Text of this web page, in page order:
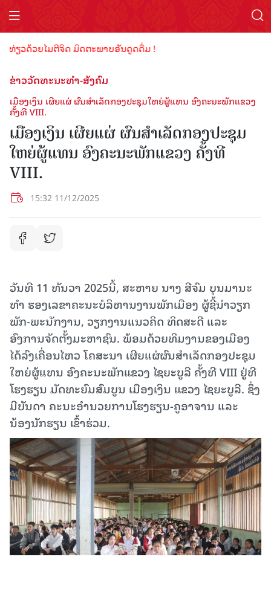
ວດ້ວຍໄມຕີຈິດ ມິດຕະພາບອັນດູດດື່ມ !
ຂ່າວວັດທະນະທຳ-ສັງຄົມ
ເມືອງເງິນ ເຜີຍແຜ່ ຜົນສໍາເລັດກອງປະຊຸມໃຫຍ່ຜູ້ແທນ ອົງຄະນະພັກແຂວງ
ຄັ້ງທີ VIII.
ເມືອງເງິນ ເຜີຍແຜ່ ຜົນສໍາເລັດກອງປະຊຸມ
ໃຫຍ່ຜູ້ແທນ ອົງຄະນະພັກແຂວງ ຄັ້ງທີ
VIII.
15:32 11/12/2025
ວັນທີ 11 ທັນວາ 2025ນີ້, ສະຫາຍ ນາງ ສີຈົມ ບຸນມານະ
ທຳ ຮອງເລຂາຄະນະບໍລິຫານງານພັກເມືອງ ຜູ້ຊີ້ນຳວຽກ
ພັກ-ພະນັກງານ, ວຽກງານແນວຄິດ ທິດສະດີ ແລະ
ອົງການຈັດຕັ້ງມະຫາຊົນ. ພ້ອມດ້ວຍທິມງານຂອງເມືອງ
ໄດ້ລົງເຄື່ອນໄຫວ ໂຄສະນາ ເຜີຍແຜ່ຜົນສໍາເລັດກອງປະຊຸມ
ໃຫຍ່ຜູ້ແທນ ອົງຄະນະພັກແຂວງ ໄຊຍະບູລີ ຄັ້ງທີ VIII ຢູ່ທີ
ໂຮງຮຽນ ມັດທະຍົມສົມບູນ ເມືອງເງິນ ແຂວງ ໄຊຍະບູລີ. ຊຶ່ງ
ມີບັນດາ ຄະນະອຳນວຍການໂຮງຮຽນ-ຄູອາຈານ ແລະ
ນ້ອງນັກຮຽນ ເຂົ້າຮ່ວມ.